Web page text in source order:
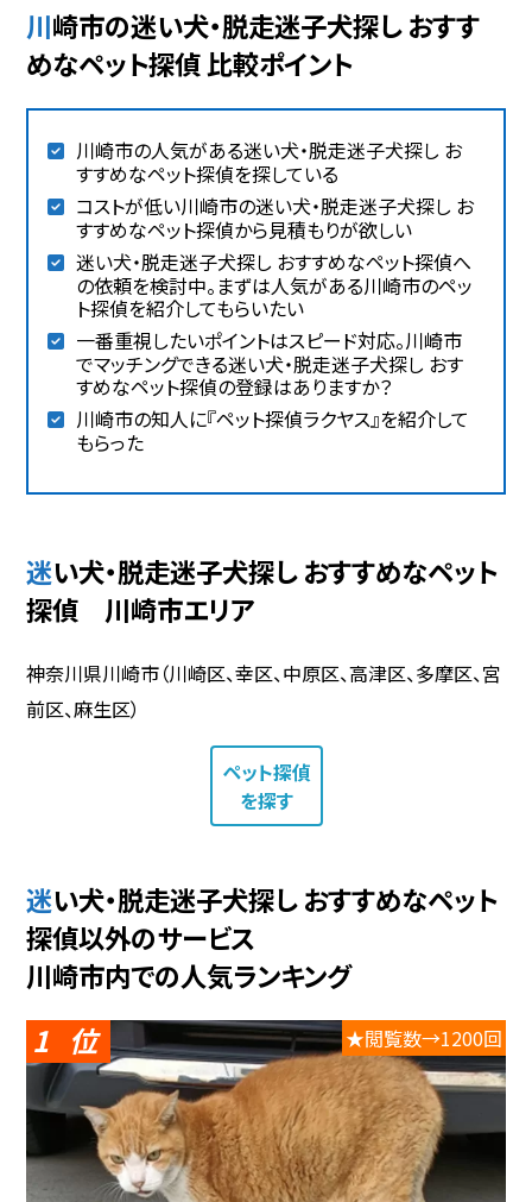
川崎市の迷い犬・脱走迷子犬探し おすす
めなペット探偵 比較ポイント
川崎市の人気がある迷い犬・脱走迷子犬探し お
すすめなペット探偵を探している
コストが低い川崎市の迷い犬・脱走迷子犬探し お
すすめなペット探偵から見積もりが欲しい
迷い犬・脱走迷子犬探し おすすめなペット探偵へ
の依頼を検討中。まずは人気がある川崎市のペッ
ト探偵を紹介してもらいたい
一番重視したいポイントはスピード対応。川崎市
でマッチングできる迷い犬・脱走迷子犬探し おす
すめなペット探偵の登録はありますか？
川崎市の知人に『ペット探偵ラクヤス』を紹介して
もらった
迷い犬・脱走迷子犬探し おすすめなペット
探偵 川崎市エリア
神奈川県川崎市（川崎区、幸区、中原区、高津区、多摩区、宮
前区、麻生区）
ペット探偵
を探す
迷い犬・脱走迷子犬探し おすすめなペット
探偵以外のサービス
川崎市内での人気ランキング
1 ★閲覧数→1200回